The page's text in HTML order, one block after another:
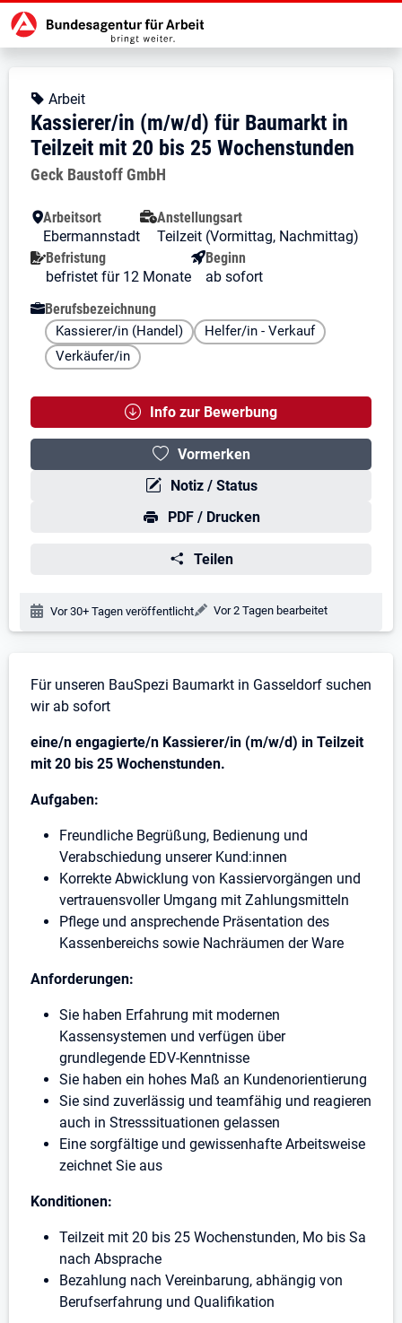
Zur Jobsuche Startseite
Stellendetails zu: Kassierer/in
Kassierer/in (m/w/d) für
Kassierer/in (m/w/d) für
Kopfbereich
Angebotsart:
Arbeit
Kassierer/in (m/w/d) für Baumarkt in
Teilzeit mit 20 bis 25 Wochenstunden
Arbeitgeber:
Geck Baustoff GmbH
Besondere Merkmale
Arbeitsort
Ebermannstadt
Anstellungsart
Teilzeit (Vormittag, Nachmittag)
Befristung
befristet für 12 Monate
Beginn
ab sofort
Berufsbezeichnung
Kassierer/in (Handel)
Helfer/in - Verkauf
Verkäufer/in
Info zur Bewerbung
Vormerken
Notiz / Status
PDF / Drucken
Teilen
Veröffentlichungsdatum:
Vor 30+ Tagen veröffentlicht Änderungsdatum:
Vor 2 Tagen bearbeitet
Stellenbeschreibung
Für unseren BauSpezi Baumarkt in Gasseldorf suchen
wir ab sofort
eine/n engagierte/n Kassierer/in (m/w/d) in Teilzeit
mit 20 bis 25 Wochenstunden.
Aufgaben:
Freundliche Begrüßung, Bedienung und
Verabschiedung unserer Kund:innen
Korrekte Abwicklung von Kassiervorgängen und
vertrauensvoller Umgang mit Zahlungsmitteln
Pflege und ansprechende Präsentation des
Kassenbereichs sowie Nachräumen der Ware
Anforderungen:
Sie haben Erfahrung mit modernen
Kassensystemen und verfügen über
grundlegende EDV-Kenntnisse
Sie haben ein hohes Maß an Kundenorientierung
Sie sind zuverlässig und teamfähig und reagieren
auch in Stresssituationen gelassen
Eine sorgfältige und gewissenhafte Arbeitsweise
zeichnet Sie aus
Konditionen:
Teilzeit mit 20 bis 25 Wochenstunden, Mo bis Sa
nach Absprache
Bezahlung nach Vereinbarung, abhängig von
Berufserfahrung und Qualifikation